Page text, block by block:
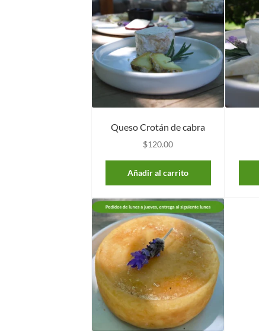
Queso Crotán de cabra
$120.00
Añadir al carrito